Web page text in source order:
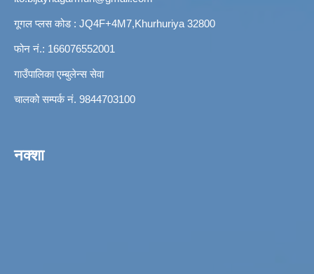
गूगल प्लस कोड : JQ4F+4M7,Khurhuriya 32800
फोन नं.: 166076552001
गाउँपालिका एम्बुलेन्स सेवा
चालको सम्पर्क नं. 9844703100
नक्शा